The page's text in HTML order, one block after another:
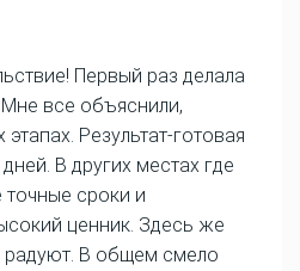
Первый раз делала
все объяснили,
Результат-готовая
В других местах где
точные сроки и
ценник. Здесь же
радуют. В общем смело